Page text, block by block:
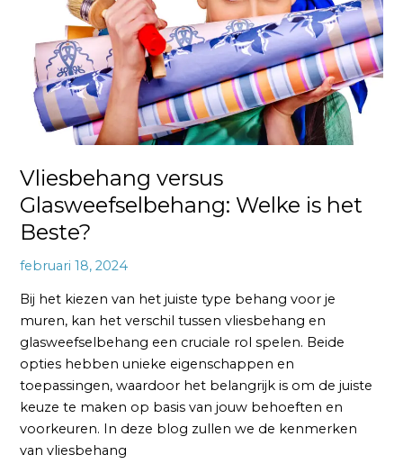
Vliesbehang versus
Glasweefselbehang: Welke is het
Beste?
februari 18, 2024
Bij het kiezen van het juiste type behang voor je
muren, kan het verschil tussen vliesbehang en
glasweefselbehang een cruciale rol spelen. Beide
opties hebben unieke eigenschappen en
toepassingen, waardoor het belangrijk is om de juiste
keuze te maken op basis van jouw behoeften en
voorkeuren. In deze blog zullen we de kenmerken
van vliesbehang